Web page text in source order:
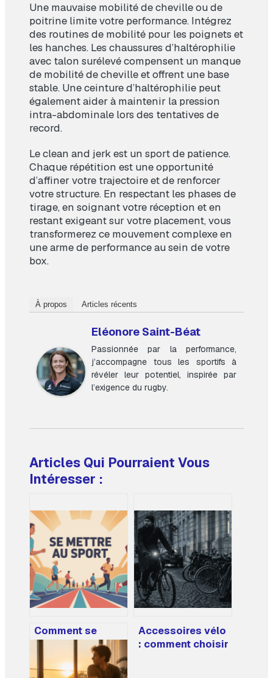
Une mauvaise mobilité de cheville ou de
poitrine limite votre performance. Intégrez
des routines de mobilité pour les poignets et
les hanches. Les chaussures d’haltérophilie
avec talon surélevé compensent un manque
de mobilité de cheville et offrent une base
stable. Une ceinture d’haltérophilie peut
également aider à maintenir la pression
intra-abdominale lors des tentatives de
record.
Le clean and jerk est un sport de patience.
Chaque répétition est une opportunité
d’affiner votre trajectoire et de renforcer
votre structure. En respectant les phases de
tirage, en soignant votre réception et en
restant exigeant sur votre placement, vous
transformerez ce mouvement complexe en
une arme de performance au sein de votre
box.
À propos Articles récents
Eléonore Saint-Béat
Passionnée par la performance,
j’accompagne tous les sportifs à
révéler leur potentiel, inspirée par
l’exigence du rugby.
Articles Qui Pourraient Vous
Intéresser :
Comment se
mettre au sport et
s’y tenir vraiment
sur la durée
Accessoires vélo
: comment choisir